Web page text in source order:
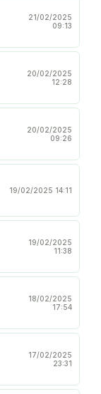
21/02/2025
09:13
20/02/2025
12:28
20/02/2025
09:26
19/02/2025 14:11
19/02/2025
11:38
18/02/2025
17:54
17/02/2025
23:31